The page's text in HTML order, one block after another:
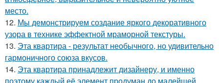
место.
12. Мы демонстрируем создание яркого декоративного
узора в технике эффектной мраморной текстуры.
13. Эта квартира - результат необычного, но удивительно
гармоничного союза вкусов.
14. Эта квартира принадлежит дизайнеру, и именно